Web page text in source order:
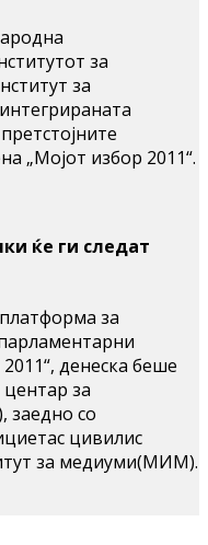
за
за
„Мојот избор 2011“.
ќе ги следат
за
денеска беше
за
заедно со
цивилис
за медиуми(МИМ).